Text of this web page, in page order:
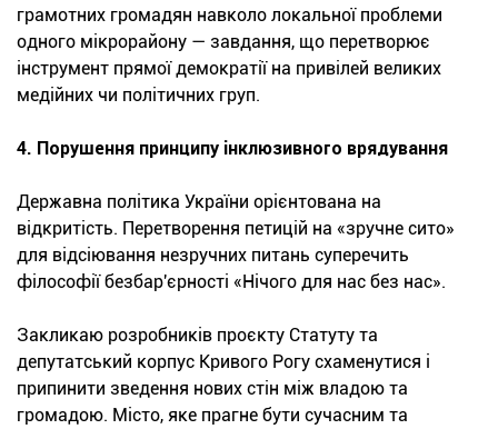
грамотних громадян навколо локальної проблеми
одного мікрорайону — завдання, що перетворює
інструмент прямої демократії на привілей великих
медійних чи політичних груп.
4. Порушення принципу інклюзивного врядування
Державна політика України орієнтована на
відкритість. Перетворення петицій на «зручне сито»
для відсіювання незручних питань суперечить
філософії безбар'єрності «Нічого для нас без нас».
Закликаю розробників проєкту Статуту та
депутатський корпус Кривого Рогу схаменутися і
припинити зведення нових стін між владою та
громадою. Місто, яке прагне бути сучасним та